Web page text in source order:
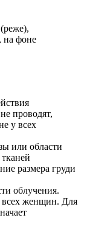
на фоне
проводят,
у всех
или области
размера груди
облучения.
всех женщин. Для